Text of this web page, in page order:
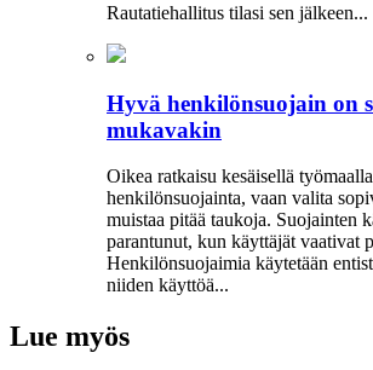
Rautatiehallitus tilasi sen jälkeen...
Hyvä henkilönsuojain on
mukavakin
Oikea ratkaisu kesäisellä
henkilönsuojainta, vaan valita
muistaa pitää taukoja. Suojainten
parantunut, kun käyttäjät vaativat
Henkilönsuojaimia käytetään
niiden käyttöä...
Lue myös